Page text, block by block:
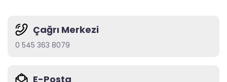
Çağrı Merkezi
0 545 363 8079
E-Posta